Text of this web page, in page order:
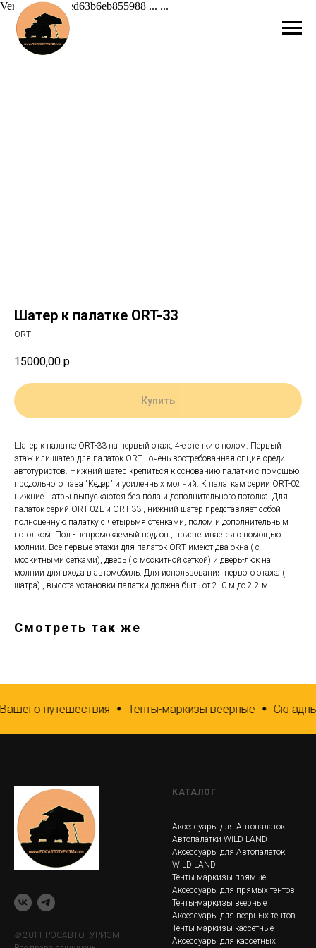
Verification: 42ed63b6eb855988 ... ...
Шатер к палатке ORT-33
ORT
15000,00 р.
Купить
Шатер к палатке ORT-33 на первый этаж, 4-е стенки с полом. Первый
этаж или шатер для палаток ORT - очень востребованная опция среди
автотуристов. Нижний шатер крепиться к основанию палатки с помощью
продольного паза "Кедер" и усиленных молний. К палаткам серии ORT-02
нижние шатры выпускаются без пола и дополнительного потолка. Для
палаток серий ORT-02L и ORT-33 , нижний шатер представляет собой
полноценную палатку с четырьмя стенками, полом и дополнительным
потолком. Пол - непромокаемый поддон , пристегивается с помощью
молнии. Все первые этажи для палаток ORT имеют два окна ( с
москитными сетками), дверь ( с москитной сеткой) и дверь-люк на
молнии для входа в автомобиль. Для использования первого этажа (
шатра) , высота установки палатки должна быть от 2 .0 м до 2.2 м..
Смотреть так же
путешествия Тенты-маркизы веерные
© 2011 РОСАВТОТУРИЗМ
КАТАЛОГ
Аксессуары для Автопалаток
Автопалатки WILD LAND
Аксессуары для Автопалаток
WILD LAND
Тенты-маркизы прямые
Аксессуары для прямых тентов
Тенты-маркизы веерные
Аксессуары для веерных тентов
Тенты-маркизы кассетные
Аксессуары для кассетных